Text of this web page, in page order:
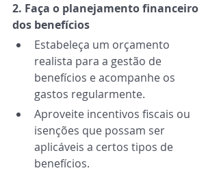
2. Faça o planejamento financeiro
dos benefícios
Estabeleça um orçamento
realista para a gestão de
benefícios e acompanhe os
gastos regularmente.
Aproveite incentivos fiscais ou
isenções que possam ser
aplicáveis a certos tipos de
benefícios.